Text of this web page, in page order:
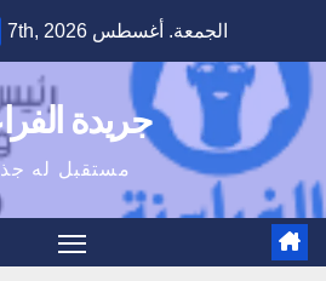
content
الجمعة. أغسطس 7th, 2026
جريدة
مستقبل له